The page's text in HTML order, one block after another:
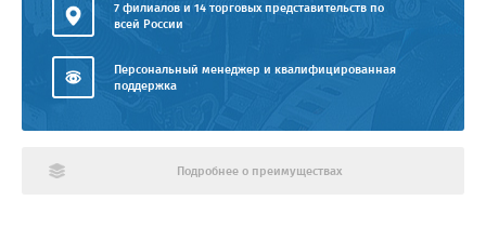
7 филиалов и 14 торговых представительств по
всей России
Персональный менеджер и квалифицированная
поддержка
Подробнее о преимуществах